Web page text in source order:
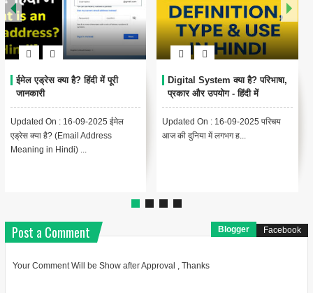
Encoding Meaning in Hindi |
एन्कोडिंग का मतलब और उपयोग
Updated On : 13-09-2025
Encoding Meaning in Hindi |
एन्कोडिंग का मतलब Encodin...
थंबनेल क्या है? | Thumbnail
Meaning in Hindi (YouTube
& Computer Example)
{ "@context": "https://schema.org",
Post a Comment Blogger Facebook
Your Comment Will be Show after Approval , Thanks